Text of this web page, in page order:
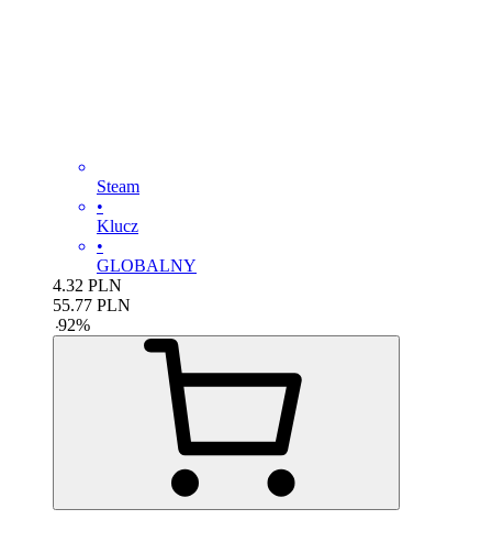
Steam
•
Klucz
•
GLOBALNY
4.32 PLN
55.77 PLN
-92%